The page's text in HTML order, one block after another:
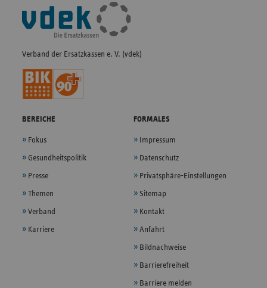
Fußleisten-
Navigation
Verband der Ersatzkassen e. V. (vdek)
BEREICHE
Fokus
Gesundheitspolitik
Presse
Themen
Verband
Karriere
FORMALES
Impressum
Datenschutz
Privatsphäre-Einstellungen
Sitemap
Kontakt
Anfahrt
Bildnachweise
Barrierefreiheit
Barriere melden